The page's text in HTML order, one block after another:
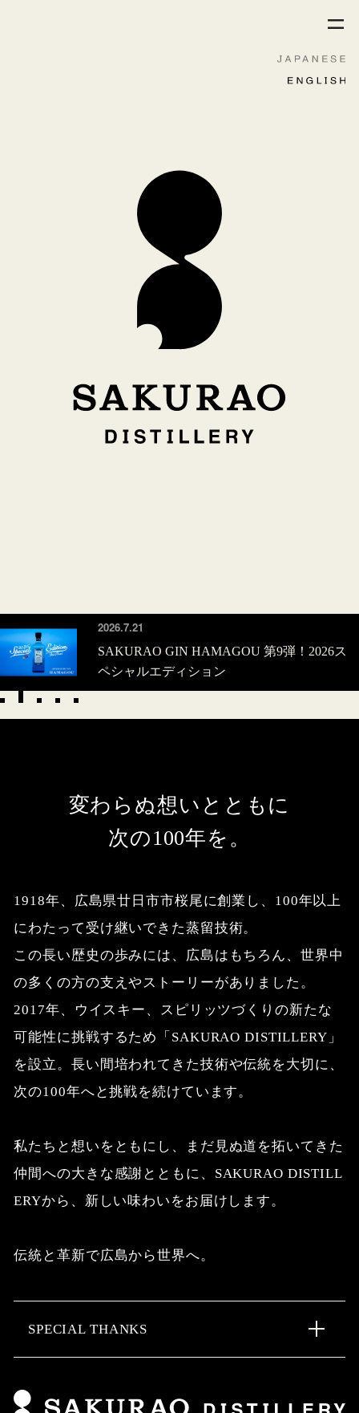
2026.7.21
SAKURAO GIN HAMAGOU 第9弾！2026ス
ペシャルエディション
5
変わらぬ想いとともに
次の100年を。
1918年、広島県廿日市市桜尾に創業し、 100年以上
にわたって受け継いできた蒸留技術。
この長い歴史の歩みには、広島はもちろん、 世界中
の多くの方の支えやストーリーがありました。
2017年、ウイスキー、スピリッツづくりの新たな
可能性に挑戦するため 「SAKURAO DISTILLERY」
を設立。 長い間培われてきた技術や伝統を大切に、
次の100年へと挑戦を続けています。
私たちと想いをともにし、まだ見ぬ道を拓いてきた
仲間への大きな感謝とともに、SAKURAO DISTILL
ERYから、 新しい味わいをお届けします。
伝統と革新で広島から世界へ。
SPECIAL THANKS